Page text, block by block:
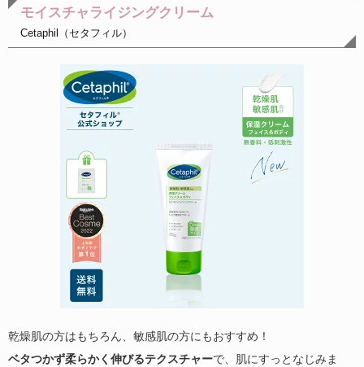
モイスチャライジングクリーム
Cetaphil（セタフィル）
乾燥肌の方はもちろん、敏感肌の方にもおすすめ！
ベタつかず柔らかく伸びるテクスチャーで、肌にすっとなじみま